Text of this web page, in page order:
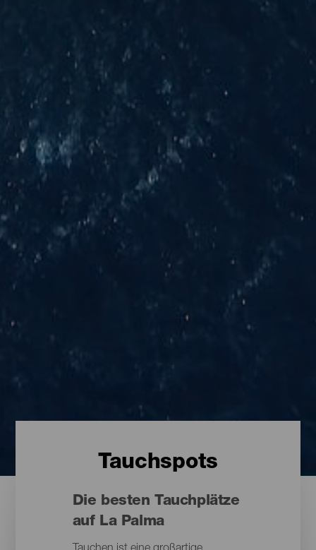
Tauchspots
Die besten Tauchplätze
auf La Palma